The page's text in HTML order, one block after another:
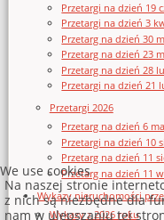
Przetargi na dzień 19
Przetargi na dzień 3
Przetarg na dzień 30
Przetarg na dzień 23
Przetarg na dzień 28
Przetargi na dzień 21
Przetargi 2026
Przetarg na dzień 6
Przetargi na dzień 10
Przetarg na dzień 11
Przetarg na dzień 11
Wykazy nieruchomości
Wykazy z 2026 roku
We use cookies
Na naszej stronie
z nich są niezbędne dla
nam w ulepszaniu tej